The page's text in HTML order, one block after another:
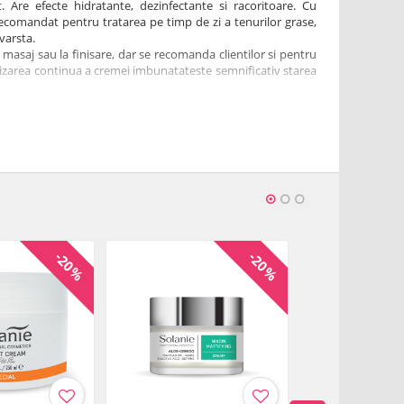
Are efecte hidratante, dezinfectante si racoritoare. Cu
pentru tratarea pe timp de zi a tenurilor grase,
sau la finisare, dar se recomanda clientilor si pentru
continua a cremei imbunatateste semnificativ starea
ginkgo, arnica, coada calului, vitamine E, F, biotina,
coloidal, alantoina, pantenol, ulei de arbore de ceai,
Cetearyl Ethylhexanoate, Cetearyl Alcohol, Glyceryl
Propylene Glycol Dicaprylate/Dicaprate, Glycerin,
Sodium Cetearyl Sulfate, Aloe Barbadensis Leaf Juice,
Panthenol, Stearic Acid, Dimethicone, Polysorbate
Lactate, Squalane, Niacinamide, Sodium PCA, Glycine,
PEG-7 Hydrogenated Castor Oil, Arnica Montana
Equisetum Arvense Extract, Tocopheryl Acetate,
Biloba Leaf Extract, Sodium Hyaluronate, Melaleuca
Oil, Cymbopogon Flexuosus Herb Oil, Sulfur, Biotin,
EDTA, BHT, Limonene, Citral, Geraniol, Citric Acid,
-20% -20%